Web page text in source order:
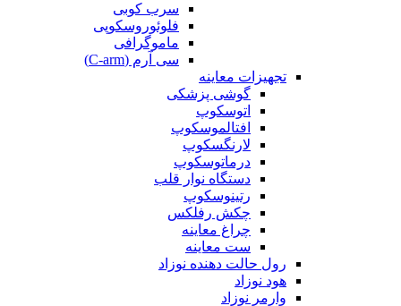
سرب کوبی
فلوئوروسکوپی
ماموگرافی
سی آرم (C-arm)
تجهیزات معاینه
گوشی پزشکی
اتوسکوپ
افتالموسکوپ
لارنگسکوپ
درماتوسکوپ
دستگاه نوار قلب
رتینوسکوپ
چکش رفلکس
چراغ معاینه
ست معاینه
رول حالت دهنده نوزاد
هود نوزاد
وارمر نوزاد